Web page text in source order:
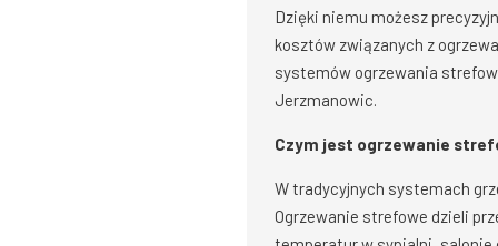
Dzięki niemu możesz
kosztów związanych z
systemów ogrzewania
Jerzmanowic.
Czym jest ogrzewanie
W tradycyjnych systemach
Ogrzewanie strefowe dzieli